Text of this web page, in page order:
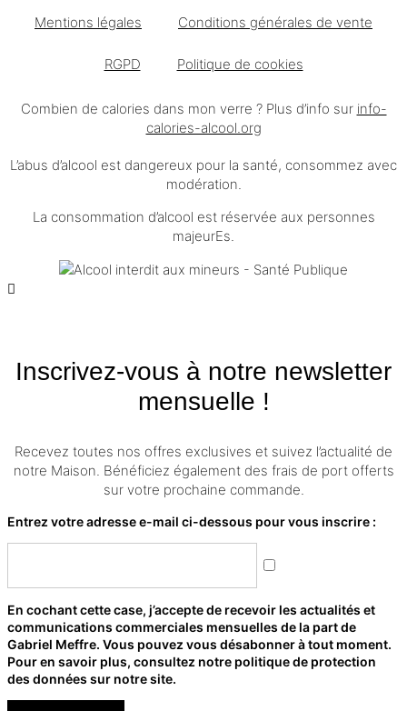
Mentions légales Conditions générales de vente
RGPD Politique de cookies
Combien de calories dans mon verre ? Plus d’info sur info-
calories-alcool.org
L’abus d’alcool est dangereux pour la santé, consommez avec
modération.
La consommation d’alcool est réservée aux personnes
majeurEs.
Inscrivez-vous à notre newsletter
mensuelle !
Recevez toutes nos offres exclusives et suivez l’actualité de
notre Maison. Bénéficiez également des frais de port offerts
sur votre prochaine commande.
Entrez votre adresse e-mail ci-dessous pour vous inscrire :
En cochant cette case, j’accepte de recevoir les actualités et
communications commerciales mensuelles de la part de
Gabriel Meffre. Vous pouvez vous désabonner à tout moment.
Pour en savoir plus, consultez notre politique de protection
des données sur notre site.